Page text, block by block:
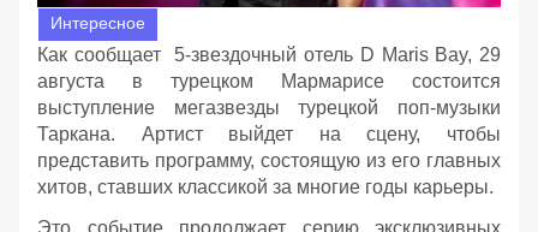
Интересное
Как сообщает 5-звездочный отель D Maris Bay, 29
августа в турецком Мармарисе состоится
выступление мегазвезды турецкой поп-музыки
Таркана. Артист выйдет на сцену, чтобы
представить программу, состоящую из его главных
хитов, ставших классикой за многие годы карьеры.